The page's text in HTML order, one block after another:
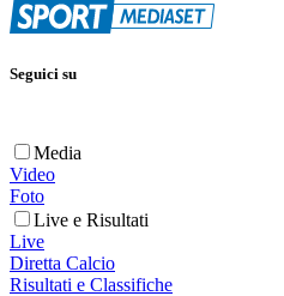
Seguici su
Media
Video
Foto
Live e Risultati
Live
Diretta Calcio
Risultati e Classifiche